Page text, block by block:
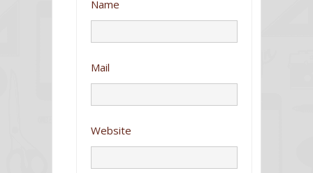
o
k
Name
Mail
Website